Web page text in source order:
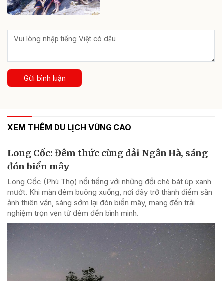
Gửi bình luận
XEM THÊM DU LỊCH VÙNG CAO
Long Cốc: Đêm thức cùng dải Ngân Hà, sáng
đón biển mây
Long Cốc (Phú Thọ) nổi tiếng với những đồi chè bát úp xanh
mướt. Khi màn đêm buông xuống, nơi đây trở thành điểm săn
ảnh thiên văn, sáng sớm lại đón biển mây, mang đến trải
nghiệm trọn vẹn từ đêm đến bình minh.